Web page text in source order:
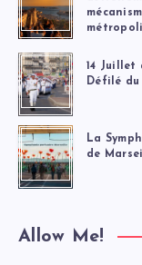
14 Juillet
Défilé du
La
de
Allow Me!